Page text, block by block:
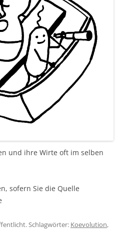
und ihre Wirte oft im selben
sofern Sie die Quelle
Schlagwörter: Koevolution,